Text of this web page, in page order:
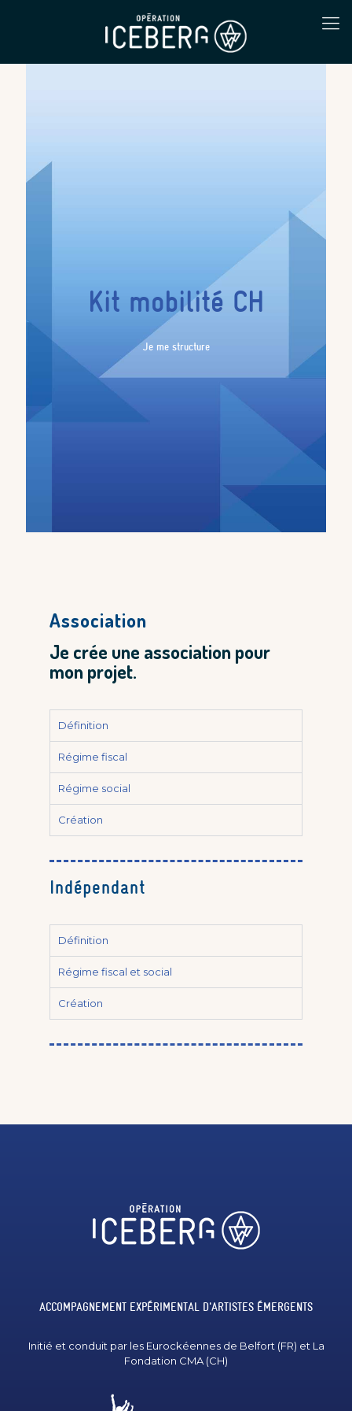
Kit mobilité CH
Je me structure
Association
Je crée une association pour
mon projet.
Définition
Régime fiscal
Régime social
Création
Indépendant
Définition
Régime fiscal et social
Création
ACCOMPAGNEMENT EXPÉRIMENTAL D'ARTISTES ÉMERGENTS
Initié et conduit par les Eurockéennes de Belfort (FR) et La
Fondation CMA (CH)